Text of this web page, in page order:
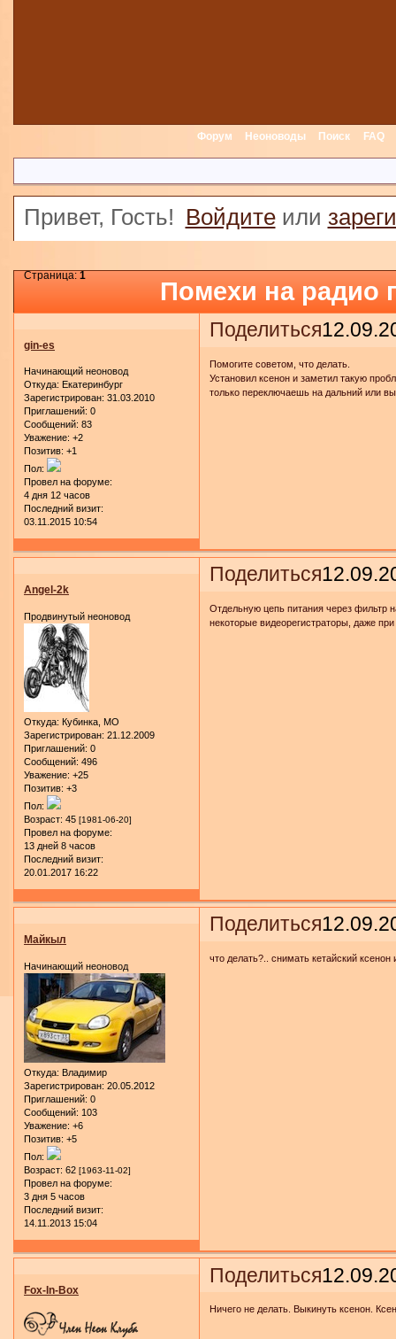
Форум Неоноводы Поиск FAQ
Привет, Гость! Войдитеили
Помехи на радио
Страница:1
Поделиться
gin-es
Начинающий неоновод
Откуда: Екатеринбург
Зарегистрирован: 31.03.2010
Приглашений: 0
Сообщений: 83
Уважение: +2
Позитив: +1
Пол:
Провел на форуме:
4 дня 12 часов
Последний визит:
03.11.2015 10:54
Помогите советом, что делать.
Установил ксенон и заметил такую
только переключаешь на дальний или
Поделиться
Angel-2k
Продвинутый неоновод
Откуда: Кубинка, МО
Зарегистрирован: 21.12.2009
Приглашений: 0
Сообщений: 496
Уважение: +25
Позитив: +3
Пол:
Возраст: 45 [1981-06-20]
Провел на форуме:
13 дней 8 часов
Последний визит:
20.01.2017 16:22
Отдельную цепь питания через фильтр
некоторые видеорегистраторы, даже
Поделиться
Майкыл
Начинающий неоновод
Откуда: Владимир
Зарегистрирован: 20.05.2012
Приглашений: 0
Сообщений: 103
Уважение: +6
Позитив: +5
Пол:
Возраст: 62 [1963-11-02]
Провел на форуме:
3 дня 5 часов
Последний визит:
14.11.2013 15:04
что делать?.. снимать кетайский
Поделиться
Fox-In-Box
Ничего не делать. Выкинуть ксенон.